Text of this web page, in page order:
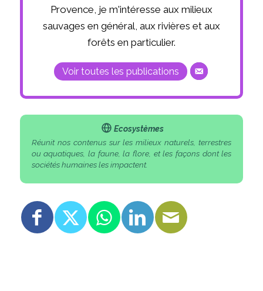
Provence, je m'intéresse aux milieux
sauvages en général, aux rivières et aux
forêts en particulier.
Voir toutes les publications
Ecosystèmes
Réunit nos contenus sur les milieux naturels, terrestres
ou aquatiques, la faune, la flore, et les façons dont les
sociétés humaines les impactent.